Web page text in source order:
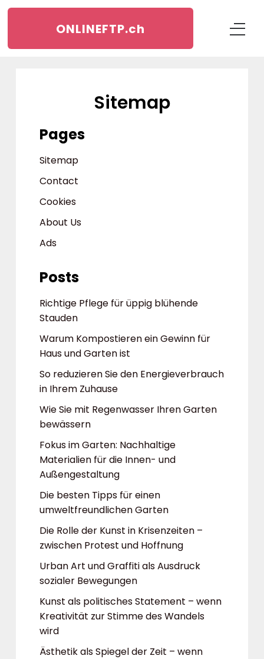
ONLINEFTP.ch
Sitemap
Pages
Sitemap
Contact
Cookies
About Us
Ads
Posts
Richtige Pflege für üppig blühende
Stauden
Warum Kompostieren ein Gewinn für
Haus und Garten ist
So reduzieren Sie den Energieverbrauch
in Ihrem Zuhause
Wie Sie mit Regenwasser Ihren Garten
bewässern
Fokus im Garten: Nachhaltige
Materialien für die Innen- und
Außengestaltung
Die besten Tipps für einen
umweltfreundlichen Garten
Die Rolle der Kunst in Krisenzeiten –
zwischen Protest und Hoffnung
Urban Art und Graffiti als Ausdruck
sozialer Bewegungen
Kunst als politisches Statement – wenn
Kreativität zur Stimme des Wandels
wird
Ästhetik als Spiegel der Zeit – wenn